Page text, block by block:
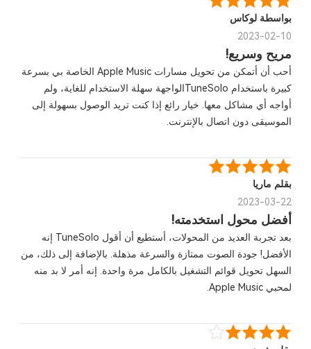
بواسطة لوكاس
2023-02-10
مريح وسريع!
أحب أن أتمكن من تحويل مسارات Apple Music الخاصة بي بسرعة
كبيرة باستخدام TuneSoloالواجهة سهلة الاستخدام للغاية، ولم
أواجه أي مشاكل معها. خيار رائع إذا كنت تريد الوصول بسهولة إلى
الموسيقى دون اتصال بالإنترنت.
بقلم ماريا
2023-03-22
أفضل محول استخدمته!
بعد تجربة العديد من المحولات، أستطيع أن أقول TuneSolo إنه
الأفضل! جودة الصوت ممتازة والسرعة مذهلة. بالإضافة إلى ذلك، من
السهل تحويل قوائم التشغيل بالكامل مرة واحدة. إنه أمر لا بد منه
لمحبي Apple Music.